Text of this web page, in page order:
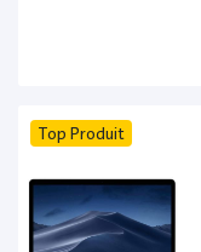
Top Produit